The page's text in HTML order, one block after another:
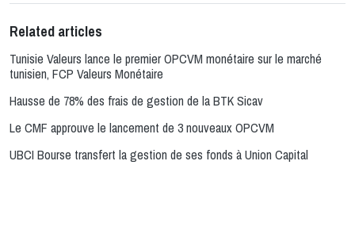
Related articles
Tunisie Valeurs lance le premier OPCVM monétaire sur le marché
tunisien, FCP Valeurs Monétaire
Hausse de 78% des frais de gestion de la BTK Sicav
Le CMF approuve le lancement de 3 nouveaux OPCVM
UBCI Bourse transfert la gestion de ses fonds à Union Capital